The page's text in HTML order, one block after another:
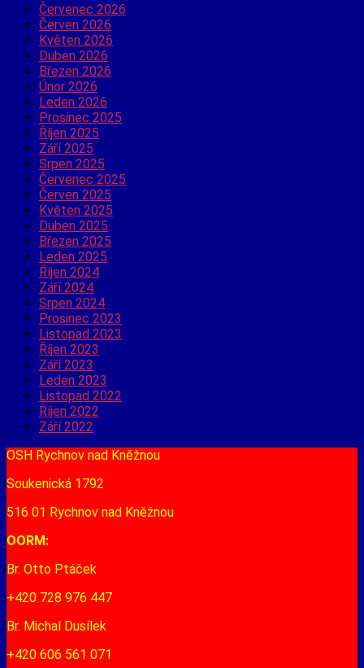
Červenec 2026
Červen 2026
Květen 2026
Duben 2026
Březen 2026
Únor 2026
Leden 2026
Prosinec 2025
Říjen 2025
Září 2025
Srpen 2025
Červenec 2025
Červen 2025
Květen 2025
Duben 2025
Březen 2025
Leden 2025
Říjen 2024
Září 2024
Srpen 2024
Prosinec 2023
Listopad 2023
Říjen 2023
Září 2023
Leden 2023
Listopad 2022
Říjen 2022
Září 2022
OSH Rychnov nad Kněžnou
Soukenická 1792
516 01 Rychnov nad Kněžnou
OORM:
Br. Otto Ptáček
+420 728 976 447
Br. Michal Dusílek
+420 606 561 071